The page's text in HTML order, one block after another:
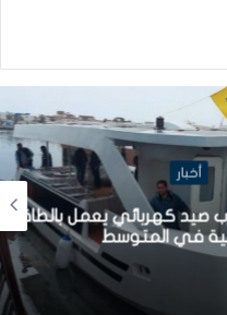
يعمل بالطاقة